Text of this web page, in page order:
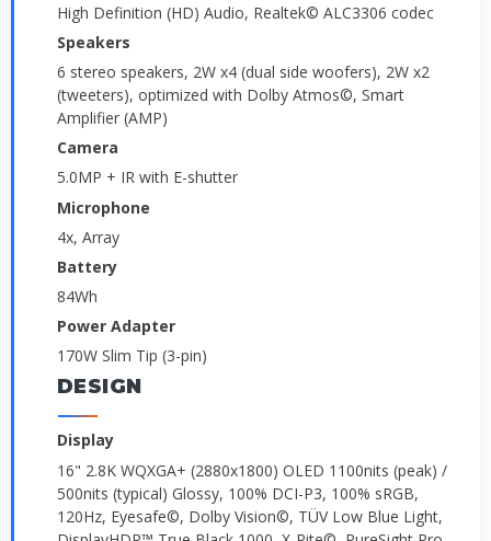
High Definition (HD) Audio, Realtek© ALC3306 codec
Speakers
6 stereo speakers, 2W x4 (dual side woofers), 2W x2
(tweeters), optimized with Dolby Atmos©, Smart
Amplifier (AMP)
Camera
5.0MP + IR with E-shutter
Microphone
4x, Array
Battery
84Wh
Power Adapter
170W Slim Tip (3-pin)
DESIGN
Display
16" 2.8K WQXGA+ (2880x1800) OLED 1100nits (peak) /
500nits (typical) Glossy, 100% DCI-P3, 100% sRGB,
120Hz, Eyesafe©, Dolby Vision©, TÜV Low Blue Light,